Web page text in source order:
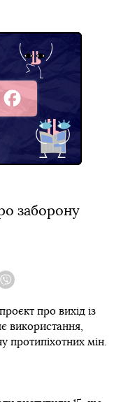
заборону
про вихід із
використання,
протипіхотних мін.